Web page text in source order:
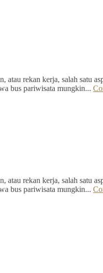
atau rekan kerja, salah
bus pariwisata mungkin...
atau rekan kerja, salah
bus pariwisata mungkin...